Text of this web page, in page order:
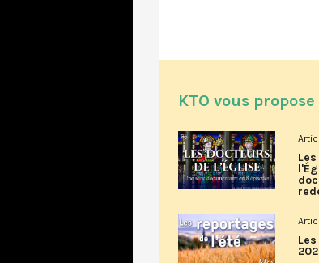
KTO vous propose